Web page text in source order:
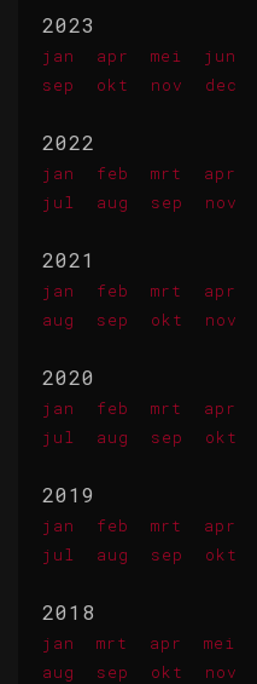
2023
jan apr mei jun
sep
okt nov dec
2022
jan feb mrt apr
jul
aug sep nov
2021
jan feb mrt apr
aug
sep okt nov
2020
jan feb mrt apr
jul
aug sep okt
2019
jan feb mrt apr
jul
aug sep okt
2018
jan mrt apr mei
aug
sep okt nov